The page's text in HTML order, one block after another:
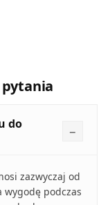
pytania
do
zazwyczaj od
wygodę podczas